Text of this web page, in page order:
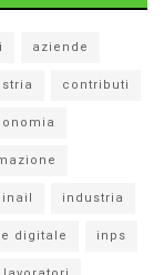
aziende
contributi
inail
industria
digitale
inps